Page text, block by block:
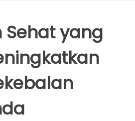
Sehat yang